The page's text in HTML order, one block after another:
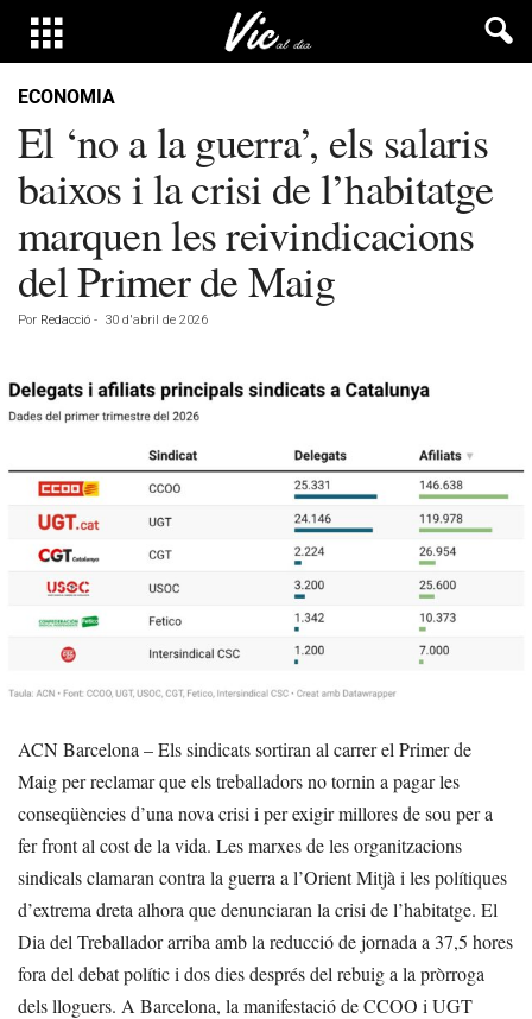
ECONOMIA
El ‘no a la guerra’, els salaris
baixos i la crisi de l’habitatge
marquen les reivindicacions
del Primer de Maig
Por Redacció - 30 d'abril de 2026
ACN Barcelona – Els sindicats sortiran al carrer el Primer de
Maig per reclamar que els treballadors no tornin a pagar les
conseqüències d’una nova crisi i per exigir millores de sou per a
fer front al cost de la vida. Les marxes de les organitzacions
sindicals clamaran contra la guerra a l’Orient Mitjà i les polítiques
d’extrema dreta alhora que denunciaran la crisi de l’habitatge. El
Dia del Treballador arriba amb la reducció de jornada a 37,5 hores
fora del debat polític i dos dies després del rebuig a la pròrroga
dels lloguers. A Barcelona, la manifestació de CCOO i UGT